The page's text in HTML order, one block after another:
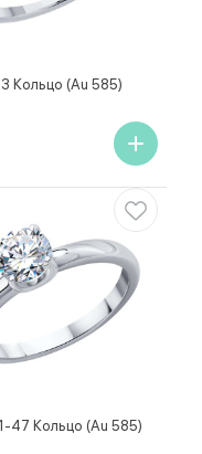
Кольцо (Au 585)
47 Кольцо (Au 585)